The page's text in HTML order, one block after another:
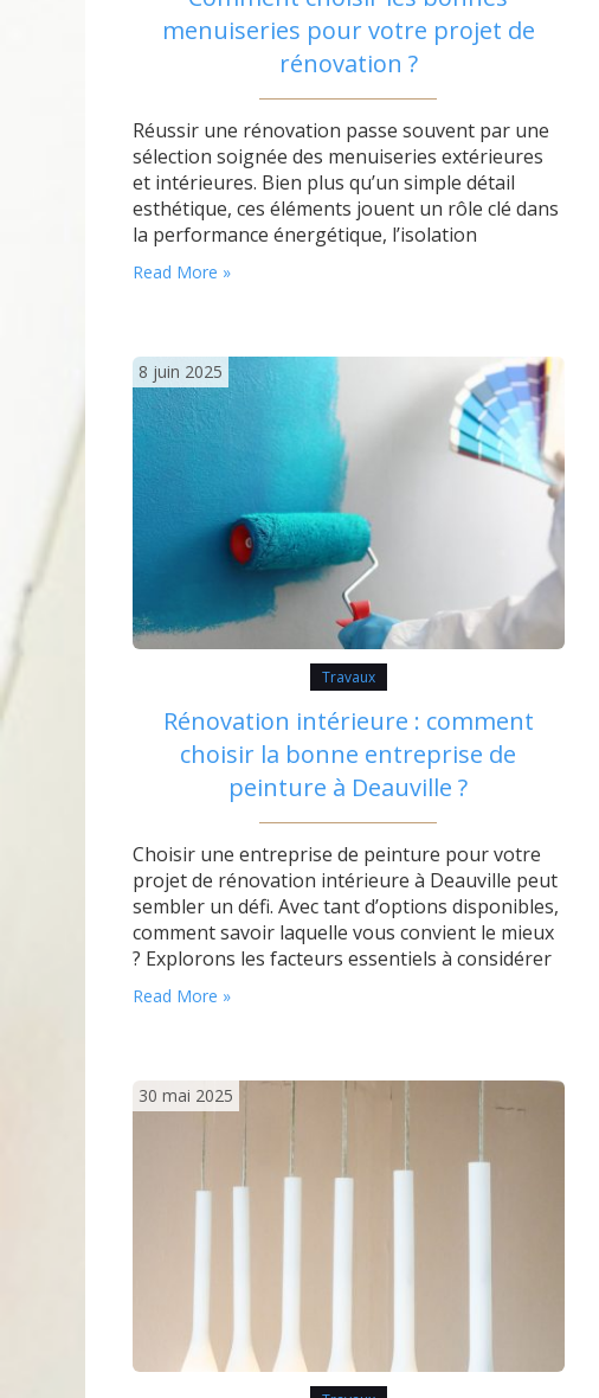
menuiseries pour votre projet de
rénovation ?
Réussir une rénovation passe souvent par une
sélection soignée des menuiseries extérieures
et intérieures. Bien plus qu’un simple détail
esthétique, ces éléments jouent un rôle clé dans
la performance énergétique, l’isolation
phonique ou encore la sécurité du logement. Le
choix du matériau, le type de vitrage et la
Read More »
8 juin 2025
Travaux
Rénovation intérieure : comment
choisir la bonne entreprise de
peinture à Deauville ?
Choisir une entreprise de peinture pour votre
projet de rénovation intérieure à Deauville peut
sembler un défi. Avec tant d’options disponibles,
comment savoir laquelle vous convient le mieux
? Explorons les facteurs essentiels à considérer
pour faire le bon choix et s’assurer que vos
travaux de peinture se déroulent sans
Read More »
30 mai 2025